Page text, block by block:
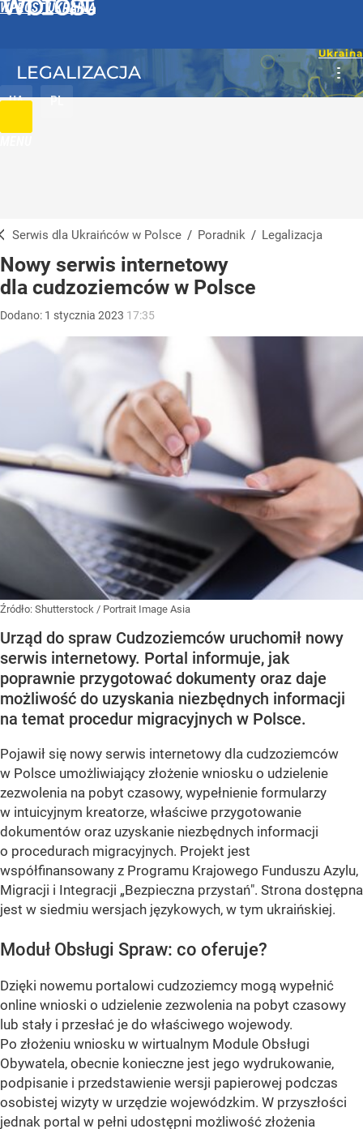
WPROST UKRAINA
UA PL
LEGALIZACJA
Serwis dla Ukraińców w Polsce / Poradnik / Legalizacja
Nowy serwis internetowy
dla cudzoziemców w Polsce
Dodano: 1 stycznia 2023 17:35
Źródło: Shutterstock / Portrait Image Asia
Urząd do spraw Cudzoziemców uruchomił nowy
serwis internetowy. Portal informuje, jak
poprawnie przygotować dokumenty oraz daje
możliwość do uzyskania niezbędnych informacji
na temat procedur migracyjnych w Polsce.
Pojawił się nowy serwis internetowy dla cudzoziemców
w Polsce umożliwiający złożenie wniosku o udzielenie
zezwolenia na pobyt czasowy, wypełnienie formularzy
w intuicyjnym kreatorze, właściwe przygotowanie
dokumentów oraz uzyskanie niezbędnych informacji
o procedurach migracyjnych. Projekt jest
współfinansowany z Programu Krajowego Funduszu Azylu,
Migracji i Integracji „Bezpieczna przystań". Strona dostępna
jest w siedmiu wersjach językowych, w tym ukraińskiej.
Moduł Obsługi Spraw: co oferuje?
Dzięki nowemu portalowi cudzoziemcy mogą wypełnić
online wnioski o udzielenie zezwolenia na pobyt czasowy
lub stały i przesłać je do właściwego wojewody.
Po złożeniu wniosku w wirtualnym Module Obsługi
Obywatela, obecnie konieczne jest jego wydrukowanie,
podpisanie i przedstawienie wersji papierowej podczas
osobistej wizyty w urzędzie wojewódzkim. W przyszłości
jednak portal w pełni udostępni możliwość złożenia